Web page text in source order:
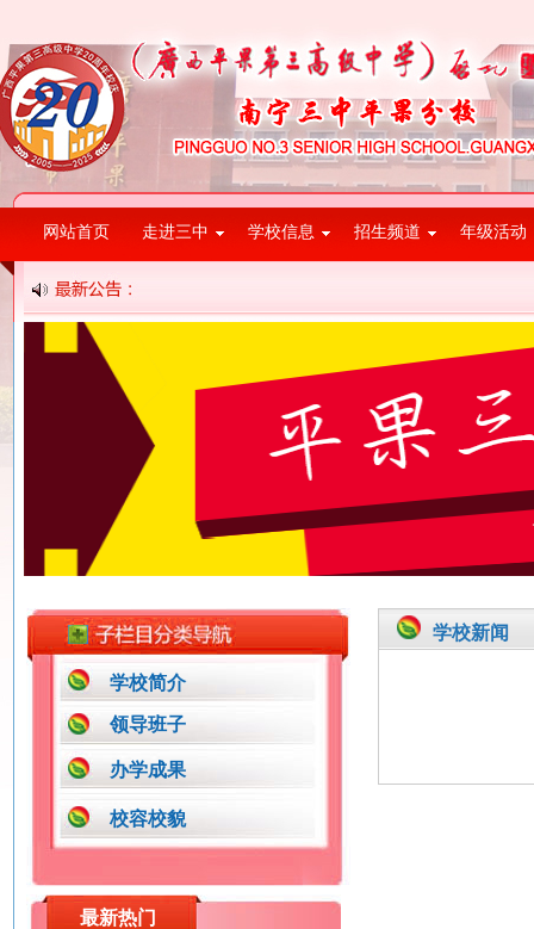
网站首页 走进三中 学校信息 招生频道 年级活动
学校简介
领导班子
办学成果
校容校貌
最新热门
学校新闻